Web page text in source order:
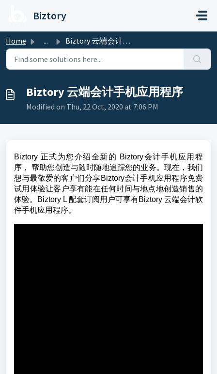
Biztory
Home ... Biztory 云端会计手机应用程序
Biztory 云端会计手机应用程序
Modified on Thu, 22 Oct, 2020 at 7:06 PM
Biztory 正式为您介绍全新的 Biztory会计手机应用程
序， 帮助您创造与随时随地追踪您的业务。现在，我们
想与最敬爱的客户们分享Biztory会计手机应用程序免费
试用体验让客户享有能在任何时间与地点地创造销售的
体验。
Biztory L 配套订阅用户可享有Biztory 云端会计软
件手机应用程序。